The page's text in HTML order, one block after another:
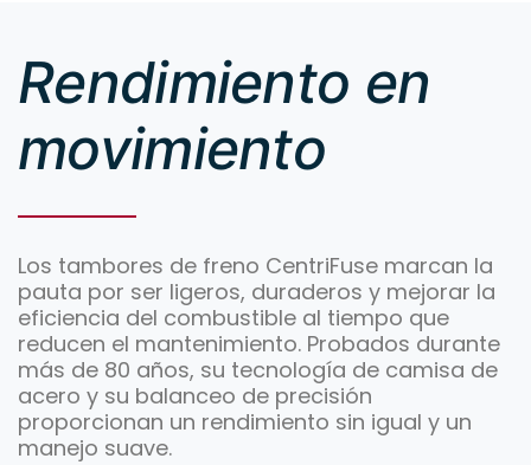
Rendimiento en
movimiento
Los tambores de freno CentriFuse marcan la
pauta por ser ligeros, duraderos y mejorar la
eficiencia del combustible al tiempo que
reducen el mantenimiento. Probados durante
más de 80 años, su tecnología de camisa de
acero y su balanceo de precisión
proporcionan un rendimiento sin igual y un
manejo suave.